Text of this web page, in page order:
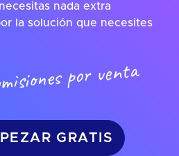
nada extra
la solución que necesites
por venta
GRATIS